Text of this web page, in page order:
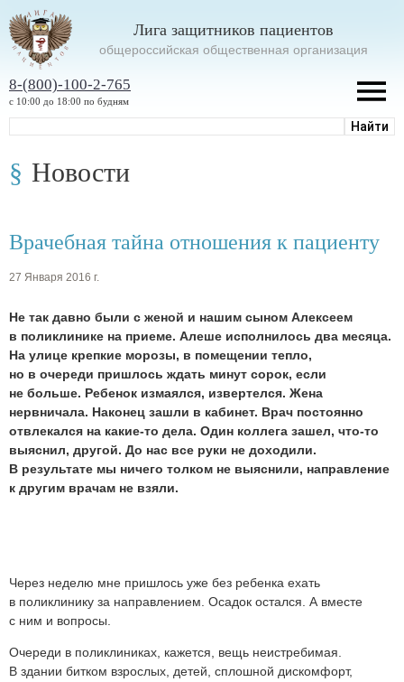
Лига защитников пациентов
oбщероссийская общественная организация
8-(800)-100-2-765
с 10:00 до 18:00 по будням
Новости
Врачебная тайна отношения к пациенту
27 Января 2016 г.
Не так давно были с женой и нашим сыном Алексеем
в поликлинике на приеме. Алеше исполнилось два месяца.
На улице крепкие морозы, в помещении тепло,
но в очереди пришлось ждать минут сорок, если
не больше. Ребенок измаялся, извертелся. Жена
нервничала. Наконец зашли в кабинет. Врач постоянно
отвлекался на какие-то дела. Один коллега зашел, что-то
выяснил, другой. До нас все руки не доходили.
В результате мы ничего толком не выяснили, направление
к другим врачам не взяли.
Через неделю мне пришлось уже без ребенка ехать
в поликлинику за направлением. Осадок остался. А вместе
с ним и вопросы.
Очереди в поликлиниках, кажется, вещь неистребимая.
В здании битком взрослых, детей, сплошной дискомфорт,